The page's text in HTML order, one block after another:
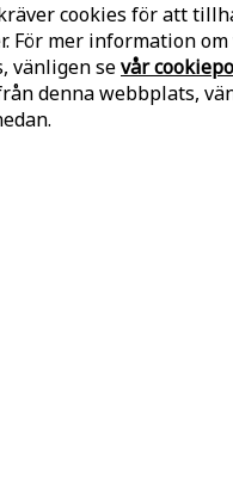
cookies för att
För mer information
vänligen sevår
denna webbplats,